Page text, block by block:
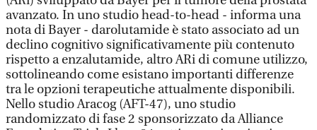
avanzato. In uno studio head-to-head - informa una
nota di Bayer - darolutamide è stato associato ad un
declino cognitivo significativamente più contenuto
rispetto a enzalutamide, altro ARi di comune utilizzo,
sottolineando come esistano importanti differenze
tra le opzioni terapeutiche attualmente disponibili.
Nello studio Aracog (AFT-47), uno studio
randomizzato di fase 2 sponsorizzato da Alliance